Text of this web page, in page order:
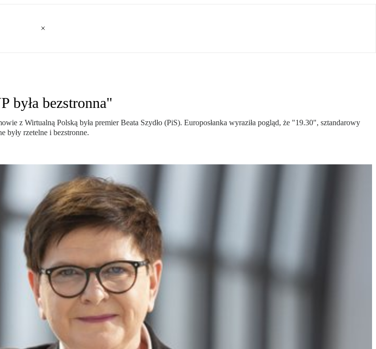
była bezstronna"
z Wirtualną Polską była premier Beata Szydło (PiS). Europosłanka wyraziła pogląd, że "19.30", sztandarowy
były rzetelne i bezstronne.